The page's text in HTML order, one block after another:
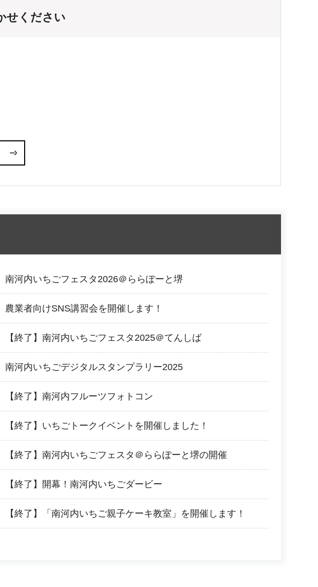
せください
南河内いちごフェスタ2026＠ららぽーと堺
農業者向けSNS講習会を開催します！
【終了】南河内いちごフェスタ2025＠てんしば
南河内いちごデジタルスタンプラリー2025
【終了】南河内フルーツフォトコン
【終了】いちごトークイベントを開催しました！
【終了】南河内いちごフェスタ＠ららぽーと堺の開催
【終了】開幕！南河内いちごダービー
【終了】「南河内いちご親子ケーキ教室」を開催します！